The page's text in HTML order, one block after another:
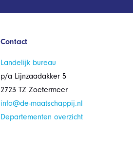
Contact
Landelijk bureau
p/a Lijnzaadakker 5
2723 TZ Zoetermeer
info@de-maatschappij.nl
Departementen overzicht